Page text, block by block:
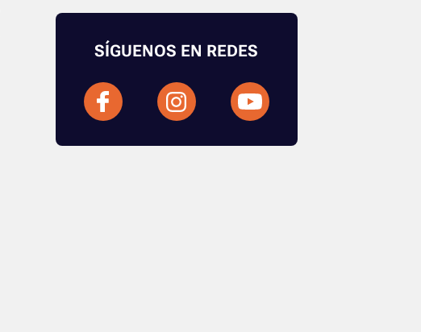
SÍGUENOS EN REDES